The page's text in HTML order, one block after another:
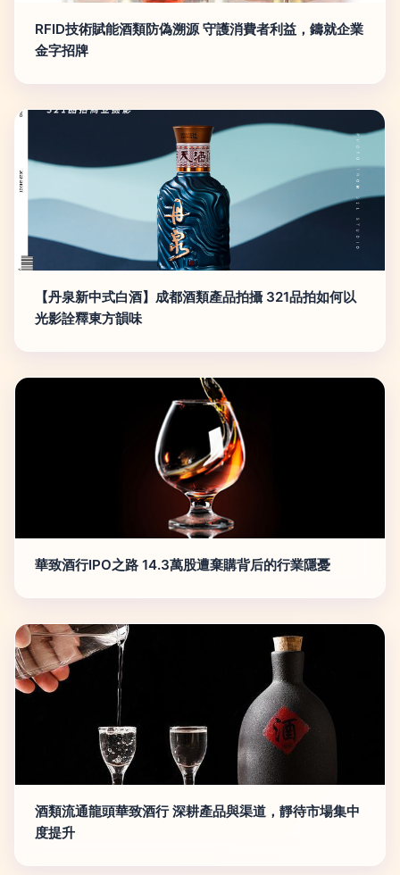
RFID技術賦能酒類防偽溯源 守護消費者利益，鑄就企業
金字招牌
【丹泉新中式白酒】成都酒類產品拍攝 321品拍如何以
光影詮釋東方韻味
華致酒行IPO之路 14.3萬股遭棄購背后的行業隱憂
酒類流通龍頭華致酒行 深耕產品與渠道，靜待市場集中
度提升